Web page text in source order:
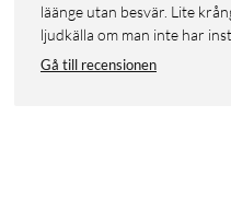
läänge utan besvär. Lite
ljudkälla om man inte har
Gå till recensionen